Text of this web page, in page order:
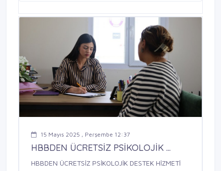
15 Mayıs 2025 , Perşembe 12:37
HBBDEN ÜCRETSİZ PSİKOLOJİK ...
HBBDEN ÜCRETSİZ PSİKOLOJİK DESTEK HİZMETİ